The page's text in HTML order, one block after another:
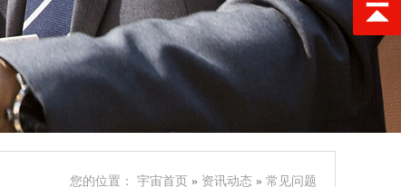
您的位置： 宇宙首页 » 资讯动态 » 常见问题